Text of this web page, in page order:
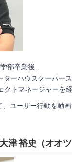
部卒業後、
ーハウスクーパー
トマネージャーを
ユーザー行動を動
津 裕史（オオ